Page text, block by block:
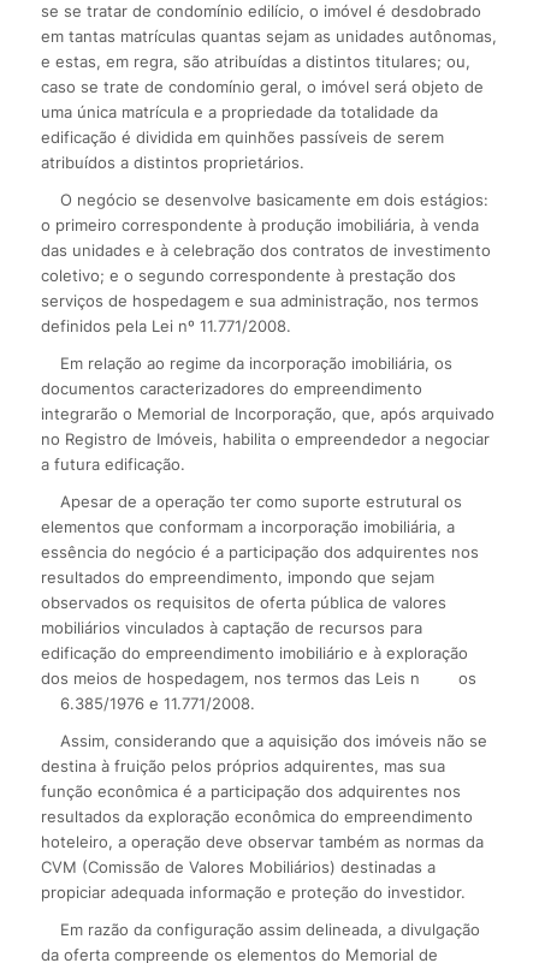
se se tratar de condomínio edilício, o imóvel é desdobrado
em tantas matrículas quantas sejam as unidades autônomas,
e estas, em regra, são atribuídas a distintos titulares; ou,
caso se trate de condomínio geral, o imóvel será objeto de
uma única matrícula e a propriedade da totalidade da
edificação é dividida em quinhões passíveis de serem
atribuídos a distintos proprietários.
O negócio se desenvolve basicamente em dois estágios:
o primeiro correspondente à produção imobiliária, à venda
das unidades e à celebração dos contratos de investimento
coletivo; e o segundo correspondente à prestação dos
serviços de hospedagem e sua administração, nos termos
definidos pela Lei nº 11.771/2008.
Em relação ao regime da incorporação imobiliária, os
documentos caracterizadores do empreendimento
integrarão o Memorial de Incorporação, que, após arquivado
no Registro de Imóveis, habilita o empreendedor a negociar
a futura edificação.
Apesar de a operação ter como suporte estrutural os
elementos que conformam a incorporação imobiliária, a
essência do negócio é a participação dos adquirentes nos
resultados do empreendimento, impondo que sejam
observados os requisitos de oferta pública de valores
mobiliários vinculados à captação de recursos para
edificação do empreendimento imobiliário e à exploração
dos meios de hospedagem, nos termos das Leis n
os
6.385/1976 e 11.771/2008.
Assim, considerando que a aquisição dos imóveis não se
destina à fruição pelos próprios adquirentes, mas sua
função econômica é a participação dos adquirentes nos
resultados da exploração econômica do empreendimento
hoteleiro, a operação deve observar também as normas da
CVM (Comissão de Valores Mobiliários) destinadas a
propiciar adequada informação e proteção do investidor.
Em razão da configuração assim delineada, a divulgação
da oferta compreende os elementos do Memorial de